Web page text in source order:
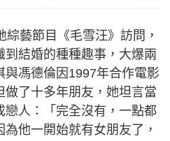
藝節目《毛雪汪》訪問，
到結婚的種種趣事，大爆兩
與馮德倫因1997年合作電影
做了十多年朋友，她坦言當
人：「完全沒有，一點都
他一開始就有女朋友了，